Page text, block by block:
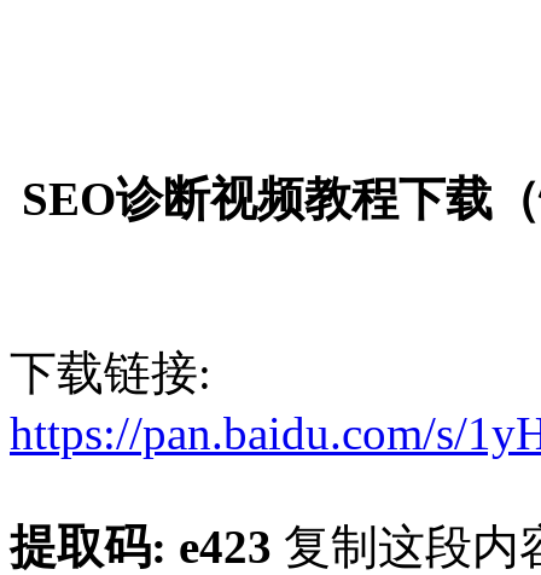
SEO诊断视频教程下载
下载链接:
https://pan.baidu.com/s/
提取码: e423 复制这段内